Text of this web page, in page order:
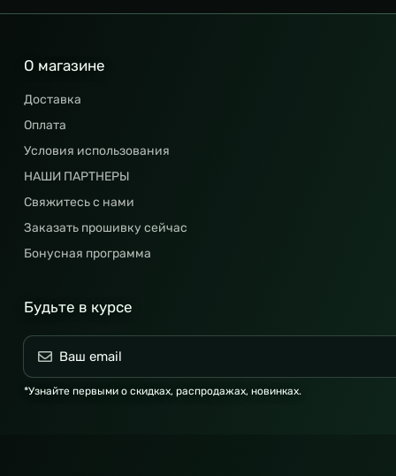
О магазине
Доставка
Оплата
Условия использования
НАШИ ПАРТНЕРЫ
Свяжитесь с нами
Заказать прошивку сейчас
Бонусная программа
Будьте в курсе
*Узнайте первыми о скидках, распродажах, новинках.